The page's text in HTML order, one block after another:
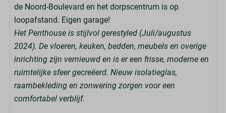
de Noord-Boulevard en het dorpscentrum is op
loopafstand. Eigen garage!
Het Penthouse is stijlvol gerestyled (Juli/augustus
2024). De vloeren, keuken, bedden, meubels en overige
inrichting zijn vernieuwd en is er een frisse, moderne en
ruimtelijke sfeer gecreëerd. Nieuw isolatieglas,
raambekleding en zonwering zorgen voor een
comfortabel verblijf.